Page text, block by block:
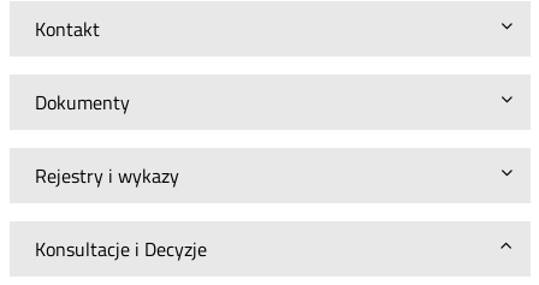
Kontakt
Dokumenty
Rejestry i wykazy
Konsultacje i Decyzje